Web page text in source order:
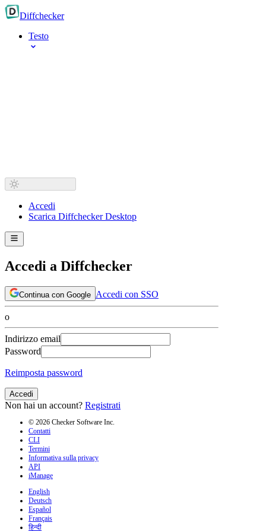
Diffchecker
Testo
Accedi
Scarica Diffchecker Desktop
Accedi a Diffchecker
Continua con Google Accedi con SSO
o
Indirizzo email
Password
Reimposta password
Accedi
Non hai un account? Registrati
© 2026 Checker Software Inc.
Contatti
CLI
Termini
Informativa sulla privacy
API
iManage
English
Deutsch
Español
Français
हिन्दी